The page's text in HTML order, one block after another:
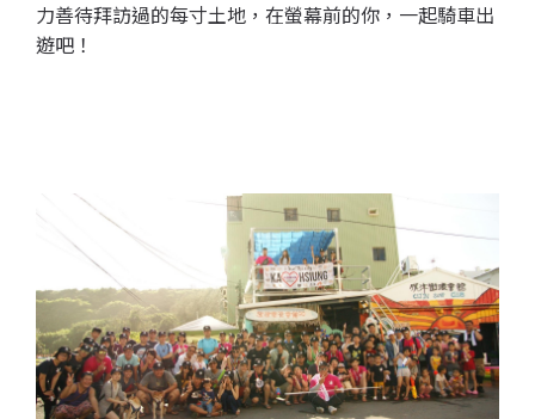
力善待拜訪過的每寸土地，在螢幕前的你，一起騎車出
遊吧！